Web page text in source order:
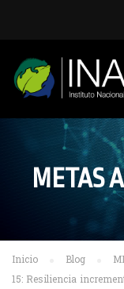
METAS
Inicio Blog
15: Resiliencia